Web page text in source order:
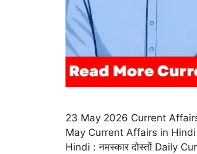
23 May 2026 Current Affairs
May Current Affairs in
Hindi : नमस्कार दोस्तों Daily